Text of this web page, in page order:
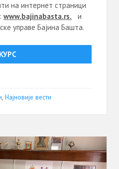
на интернет страници
www.bajinabasta.rs. и
управе Бајина Башта.
, Најновије вести